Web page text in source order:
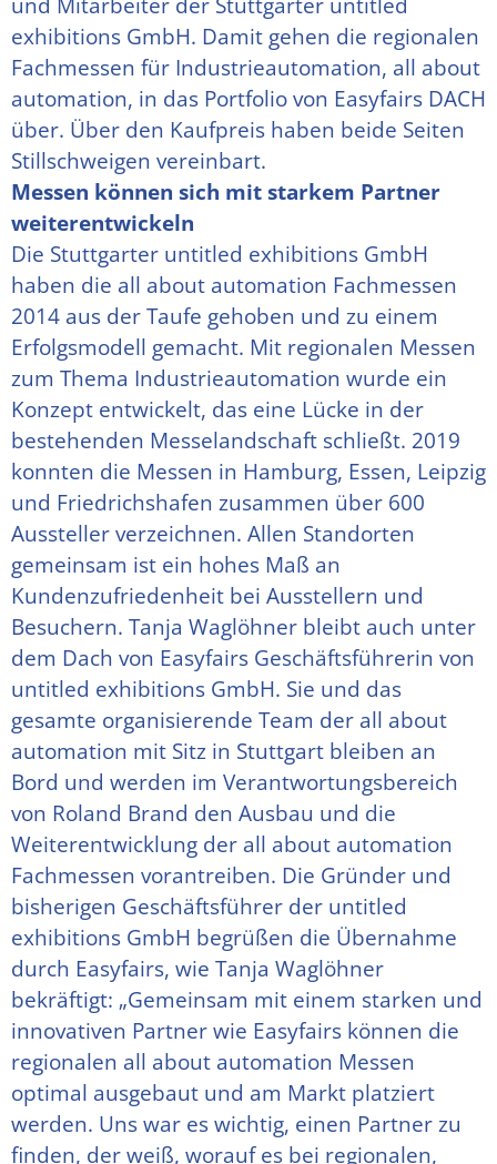
exhibitions GmbH. Damit gehen die regionalen
Fachmessen für Industrieautomation, all about
automation, in das Portfolio von Easyfairs DACH
über. Über den Kaufpreis haben beide Seiten
Stillschweigen vereinbart.
Messen können sich mit starkem Partner
weiterentwickeln
Die Stuttgarter untitled exhibitions GmbH
haben die all about automation Fachmessen
2014 aus der Taufe gehoben und zu einem
Erfolgsmodell gemacht. Mit regionalen Messen
zum Thema Industrieautomation wurde ein
Konzept entwickelt, das eine Lücke in der
bestehenden Messelandschaft schließt. 2019
konnten die Messen in Hamburg, Essen, Leipzig
und Friedrichshafen zusammen über 600
Aussteller verzeichnen. Allen Standorten
gemeinsam ist ein hohes Maß an
Kundenzufriedenheit bei Ausstellern und
Besuchern. Tanja Waglöhner bleibt auch unter
dem Dach von Easyfairs Geschäftsführerin von
untitled exhibitions GmbH. Sie und das
gesamte organisierende Team der all about
automation mit Sitz in Stuttgart bleiben an
Bord und werden im Verantwortungsbereich
von Roland Brand den Ausbau und die
Weiterentwicklung der all about automation
Fachmessen vorantreiben. Die Gründer und
bisherigen Geschäftsführer der untitled
exhibitions GmbH begrüßen die Übernahme
durch Easyfairs, wie Tanja Waglöhner
bekräftigt: „Gemeinsam mit einem starken und
innovativen Partner wie Easyfairs können die
regionalen all about automation Messen
optimal ausgebaut und am Markt platziert
werden. Uns war es wichtig, einen Partner zu
finden, der weiß, worauf es bei regionalen,